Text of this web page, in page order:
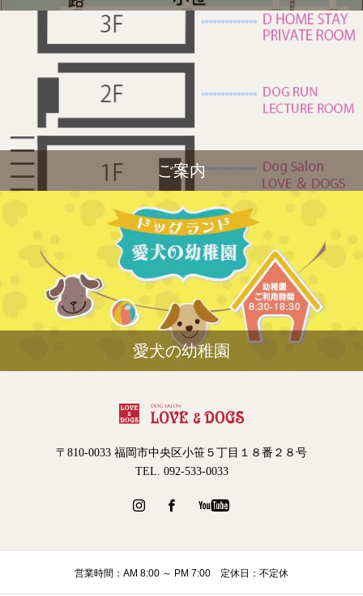
ご案内
愛犬の幼稚園
〒810-0033 福岡市中央区小笹５丁目１８番２８号
TEL. 092-533-0033
営業時間：AM 8:00 ～ PM 7:00 定休日：不定休